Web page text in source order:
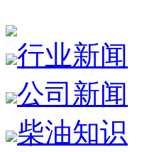
行业新闻
公司新闻
柴油知识